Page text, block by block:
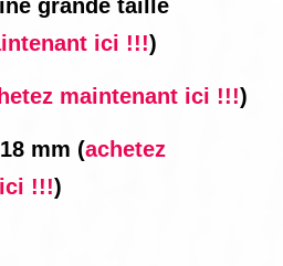
grande taille
ici !!!)
maintenant ici !!!)
mm (achetez
!!!)